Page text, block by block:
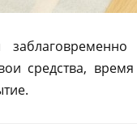
средства,